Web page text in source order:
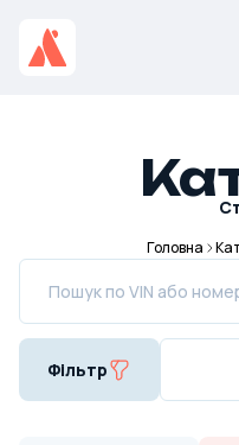
Головна
Фільтр